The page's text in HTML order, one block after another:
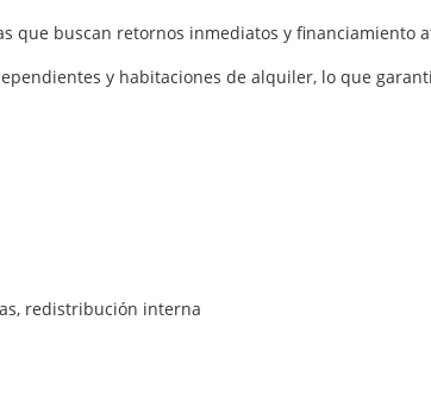
que buscan retornos inmediatos y financiamiento
y habitaciones de alquiler, lo que
redistribución interna